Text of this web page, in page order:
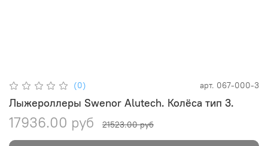
(0) арт. 067-000-3
Лыжероллеры Swenor Alutech. Колёса тип 3.
17936.00 руб 21523.00 руб